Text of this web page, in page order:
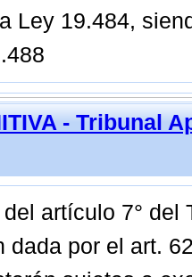
Ley 19.484,
- Tribunal
artículo 7° del
dada por el art.